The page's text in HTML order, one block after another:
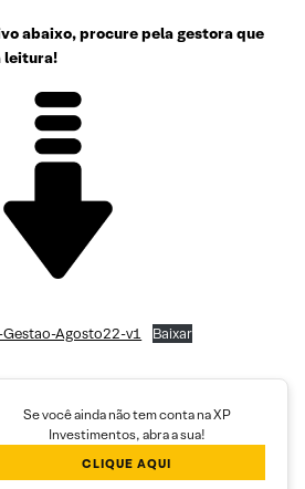
abaixo, procure pela gestora que
leitura!
Agosto22-v1 Baixar
Se você ainda não tem conta na XP
Investimentos, abra a sua!
CLIQUE AQUI